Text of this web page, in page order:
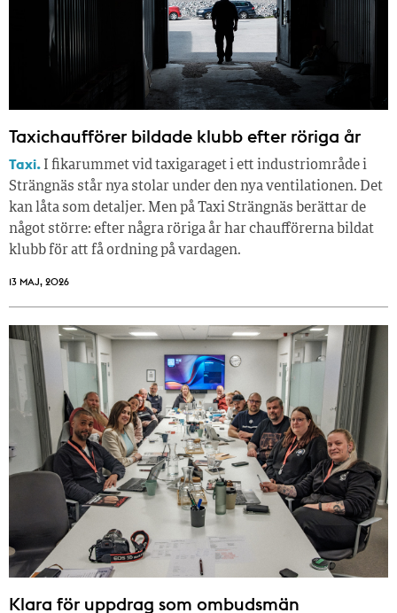
Taxichaufförer bildade klubb efter röriga år
Taxi. I fikarummet vid taxigaraget i ett industriområde i
Strängnäs står nya stolar under den nya ventilationen. Det
kan låta som detaljer. Men på Taxi Strängnäs berättar de
något större: efter några röriga år har chaufförerna bildat
klubb för att få ordning på vardagen.
13 MAJ, 2026
Klara för uppdrag som ombudsmän